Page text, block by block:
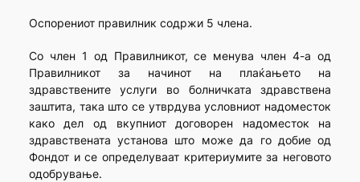
Оспорениот правилник содржи 5 члена.
Со член 1 од Правилникот, се менува член 4-а од
Правилникот за начинот на плаќањето на
здравствените услуги во болничката здравствена
заштита, така што се утврдува условниот надоместок
како дел од вкупниот договорен надоместок на
здравствената установа што може да го добие од
Фондот и се определуваат критериумите за неговото
одобрување.